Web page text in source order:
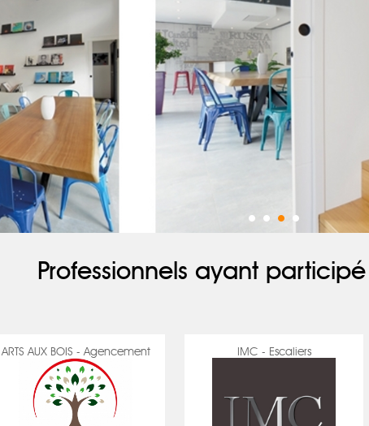
Professionnels ayant
ARTS AUX BOIS - Agencement IMC - Escaliers